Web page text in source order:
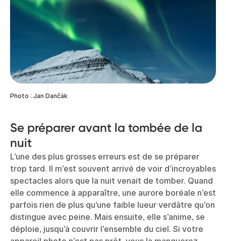
Photo : Jan Dančák
Se préparer avant la tombée de la
nuit
L’une des plus grosses erreurs est de se préparer
trop tard. Il m’est souvent arrivé de voir d’incroyables
spectacles alors que la nuit venait de tomber. Quand
elle commence à apparaître, une aurore boréale n’est
parfois rien de plus qu’une faible lueur verdâtre qu’on
distingue avec peine. Mais ensuite, elle s’anime, se
déploie, jusqu’à couvrir l’ensemble du ciel. Si votre